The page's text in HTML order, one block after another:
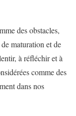
des obstacles,
maturation et de
à réfléchir et à
comme des
dans nos